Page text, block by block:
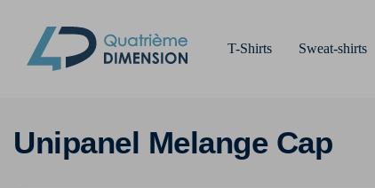
T-Shirts Sweat-shirts
Unipanel Melange Cap